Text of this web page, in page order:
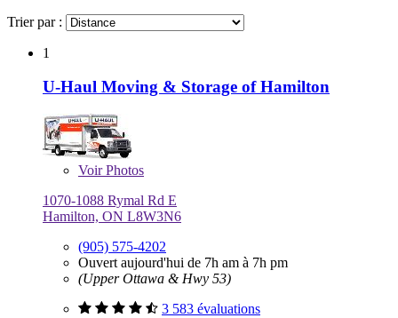
Trier par :
1
U-Haul Moving & Storage of Hamilton
VoirPhotos
1070-1088 Rymal Rd E
Hamilton, ON L8W3N6
(905) 575-4202
Ouvert aujourd'hui de 7h am à 7h pm
(Upper Ottawa & Hwy 53)
3 583 évaluations